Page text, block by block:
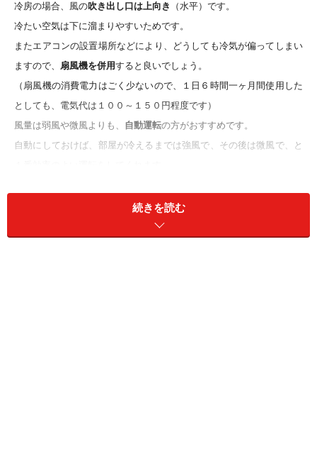
冷房の場合、風の吹き出し口は上向き
（水平）です。
冷たい空気は下に溜まりやすいためです。
またエアコンの設置場所などにより、どうしても冷気が偏ってしまい
ますので、 扇風機を併用すると良いでしょう。
（扇風機の消費電力はごく少ないので、１日６時間一ヶ月間使用した
としても、電気代は１００～１５０円程度です）
風量は弱風や微風よりも、 自動運転の方がおすすめです。
自動にしておけば、部屋が冷えるまでは強風で、その後は微風で、と
続きを読む